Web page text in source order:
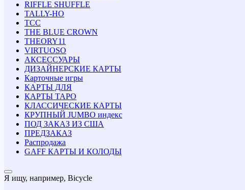
RIFFLE SHUFFLE
TALLY-HO
TCC
THE BLUE CROWN
THEORY11
VIRTUOSO
АКСЕССУАРЫ
ДИЗАЙНЕРСКИЕ КАРТЫ
Карточные игры
КАРТЫ ДЛЯ
КАРТЫ ТАРО
КЛАССИЧЕСКИЕ КАРТЫ
КРУПНЫЙ JUMBO индекс
ПОД ЗАКАЗ ИЗ США
ПРЕДЗАКАЗ
Распродажа
GAFF КАРТЫ И КОЛОДЫ
Я ищу, например, Bicycle